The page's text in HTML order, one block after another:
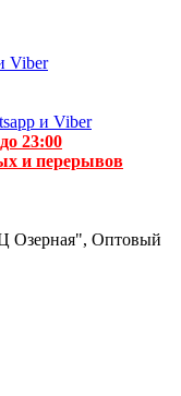
Viber
и Viber
23:00
и перерывов
Озерная", Оптовый